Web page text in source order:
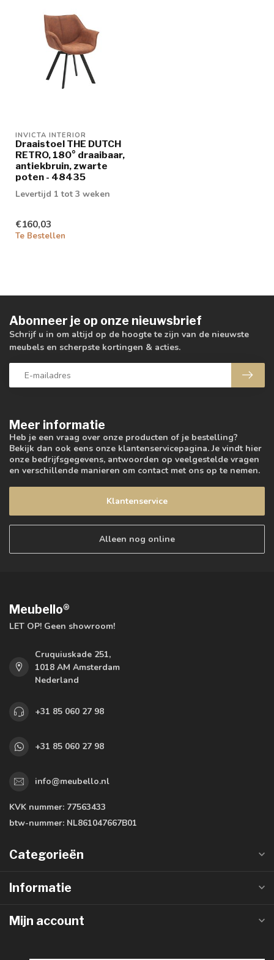
INVICTA INTERIOR
Draaistoel THE DUTCH
RETRO, 180° draaibaar,
antiekbruin, zwarte
poten - 48435
Levertijd 1 tot 3 weken
€160,03
Te Bestellen
Meer informatie
Heb je een vraag over onze producten of je bestelling?
Bekijk dan ook eens onze klantenservicepagina. Je vindt hier
onze bedrijfsgegevens, antwoorden op veelgestelde vragen
en verschillende manieren om contact met ons op te nemen.
Klantenservice
Alleen nog online
Abonneer je op onze nieuwsbrief
Schrijf u in om altijd op de hoogte te zijn van de nieuwste
meubels en scherpste kortingen & acties.
Meubello®
LET OP! Geen showroom!
Cruquiuskade 251,
1018 AM Amsterdam
Nederland
+31 85 060 27 98
+31 85 060 27 98
info@meubello.nl
KVK nummer: 77563433
btw-nummer: NL861047667B01
Categorieën
Informatie
Mijn account